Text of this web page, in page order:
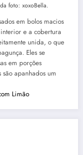
foto: xoxoBella.
​​​​em bolos macios
e a cobertura
unida, o que
Eles se
em porções
apanhados um
Limão